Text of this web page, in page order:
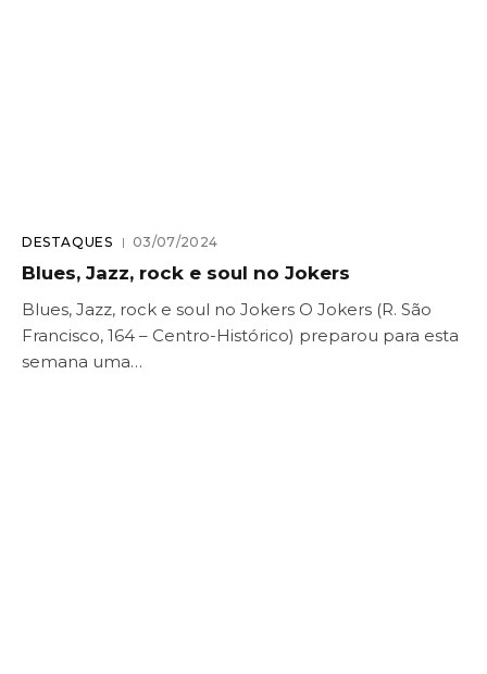
DESTAQUES 03/07/2024
Blues, Jazz, rock e soul no Jokers
Blues, Jazz, rock e soul no Jokers O Jokers (R. São
Francisco, 164 – Centro-Histórico) preparou para esta
semana uma…